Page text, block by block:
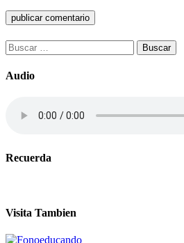
Buscar:
Audio
Recuerda
Visita Tambien